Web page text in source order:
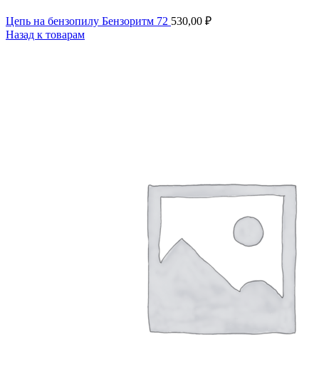
Цепь на бензопилу Бензоритм 72 530,00 ₽
Назад к товарам